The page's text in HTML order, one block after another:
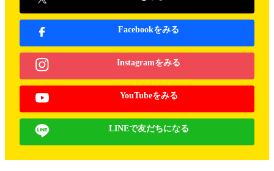
Facebookをみる
Instagramをみる
YouTubeをみる
LINEで友だちになる